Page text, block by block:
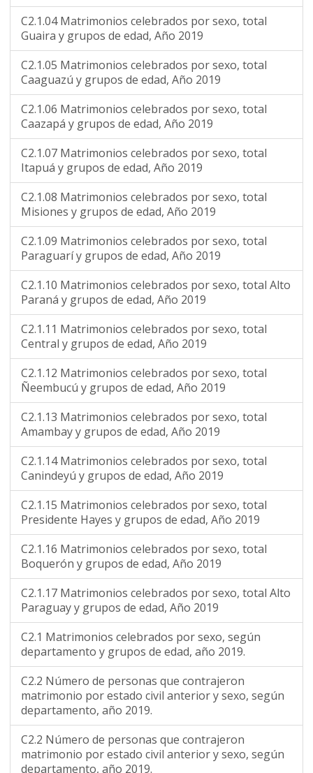
C2.1.04 Matrimonios celebrados por sexo, total
Guaira y grupos de edad, Año 2019
C2.1.05 Matrimonios celebrados por sexo, total
Caaguazú y grupos de edad, Año 2019
C2.1.06 Matrimonios celebrados por sexo, total
Caazapá y grupos de edad, Año 2019
C2.1.07 Matrimonios celebrados por sexo, total
Itapuá y grupos de edad, Año 2019
C2.1.08 Matrimonios celebrados por sexo, total
Misiones y grupos de edad, Año 2019
C2.1.09 Matrimonios celebrados por sexo, total
Paraguarí y grupos de edad, Año 2019
C2.1.10 Matrimonios celebrados por sexo, total Alto
Paraná y grupos de edad, Año 2019
C2.1.11 Matrimonios celebrados por sexo, total
Central y grupos de edad, Año 2019
C2.1.12 Matrimonios celebrados por sexo, total
Ñeembucú y grupos de edad, Año 2019
C2.1.13 Matrimonios celebrados por sexo, total
Amambay y grupos de edad, Año 2019
C2.1.14 Matrimonios celebrados por sexo, total
Canindeyú y grupos de edad, Año 2019
C2.1.15 Matrimonios celebrados por sexo, total
Presidente Hayes y grupos de edad, Año 2019
C2.1.16 Matrimonios celebrados por sexo, total
Boquerón y grupos de edad, Año 2019
C2.1.17 Matrimonios celebrados por sexo, total Alto
Paraguay y grupos de edad, Año 2019
C2.1 Matrimonios celebrados por sexo, según
departamento y grupos de edad, año 2019.
C2.2 Número de personas que contrajeron
matrimonio por estado civil anterior y sexo, según
departamento, año 2019.
C2.2 Número de personas que contrajeron
matrimonio por estado civil anterior y sexo, según
departamento, año 2019.